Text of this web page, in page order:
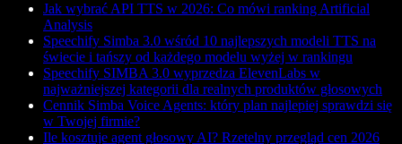
Jak wybrać API TTS w 2026: Co mówi ranking Artificial
Analysis
Speechify Simba 3.0 wśród 10 najlepszych modeli TTS na
świecie i tańszy od każdego modelu wyżej w rankingu
Speechify SIMBA 3.0 wyprzedza ElevenLabs w
najważniejszej kategorii dla realnych produktów głosowych
Cennik Simba Voice Agents: który plan najlepiej sprawdzi się
w Twojej firmie?
Ile kosztuje agent głosowy AI? Rzetelny przegląd cen 2026